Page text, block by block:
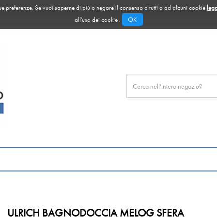
Se vuoi saperne di più o negare il consenso a tutti o ad alcuni cookie
all'uso dei cookie .
OK
Prodotto
ULRICH BAGNODOCCIA MELOG SFERA